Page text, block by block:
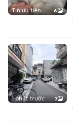
Tin ưu tiên 6
1 phút trước 3